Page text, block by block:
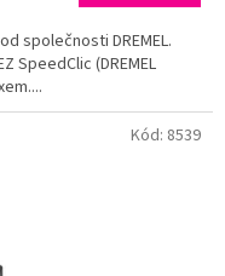
společnosti DREMEL.
SpeedClic (DREMEL
Kód: 8539